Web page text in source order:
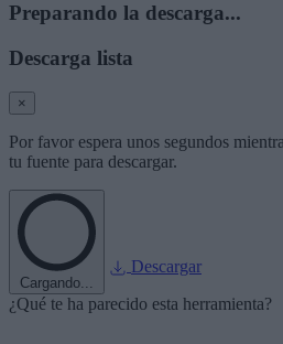
Preparando la descarga...
Descarga lista
×
Por favor espera unos segundos
tu fuente para descargar.
Cargando...
Descargar
¿Qué te ha parecido esta herramienta?